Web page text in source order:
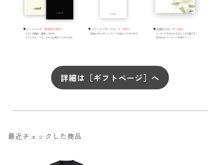
詳細は［ギフトページ］へ
最近チェックした商品